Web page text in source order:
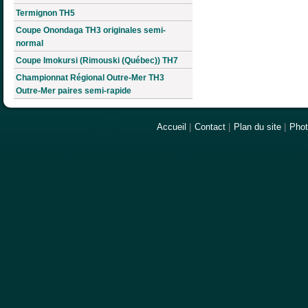
Termignon TH5
Coupe Onondaga TH3 originales semi-
normal
Coupe Imokursi (Rimouski (Québec)) TH7
Championnat Régional Outre-Mer TH3
Outre-Mer paires semi-rapide
Accueil Contact Plan du site